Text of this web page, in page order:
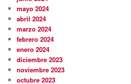
mayo 2024
abril 2024
marzo 2024
febrero 2024
enero 2024
diciembre 2023
noviembre 2023
octubre 2023